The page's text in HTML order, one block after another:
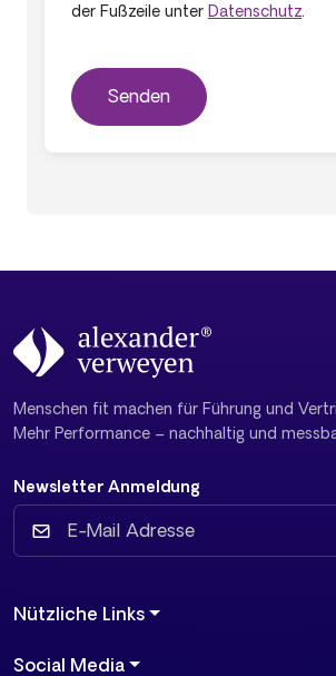
der Fußzeile unter Datenschutz
Menschen fit machen für Führung und
Mehr Performance – nachhaltig und
Newsletter Anmeldung
Nützliche Links
Social Media